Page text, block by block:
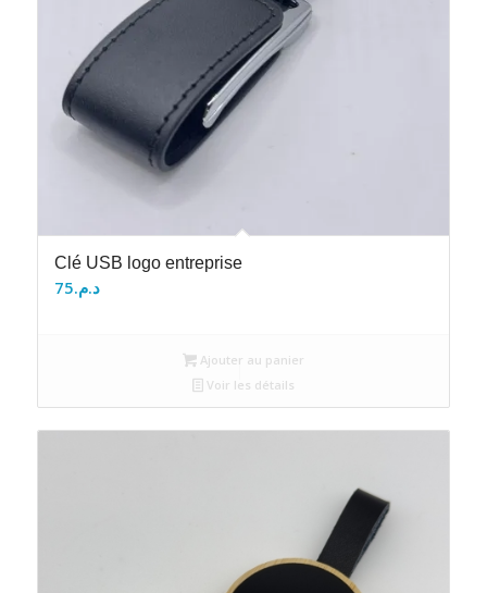
Clé USB logo entreprise
د.م.75
Ajouter au panier
Voir les détails